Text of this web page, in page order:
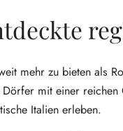
mehr zu bieten als
mit einer reichen
Italien erleben.